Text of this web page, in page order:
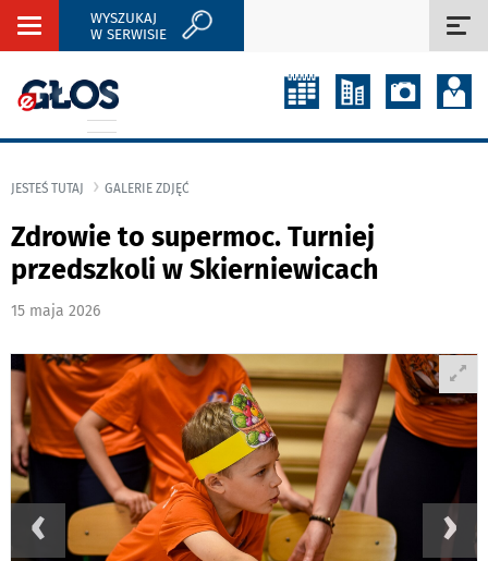
Rozwiń
WYSZUKAJ
W SERWISIE
JESTEŚ TUTAJ GALERIE ZDJĘĆ
Zdrowie to supermoc. Turniej
przedszkoli w Skierniewicach
15 maja 2026
‹ ›